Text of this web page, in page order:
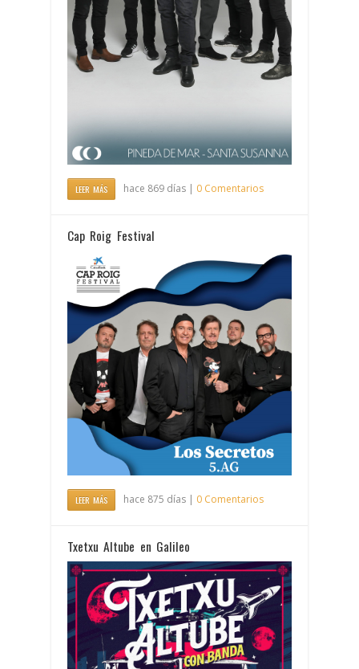
LEER MÁS hace 869 días | 0 Comentarios
Cap Roig Festival
LEER MÁS hace 875 días | 0 Comentarios
Txetxu Altube en Galileo